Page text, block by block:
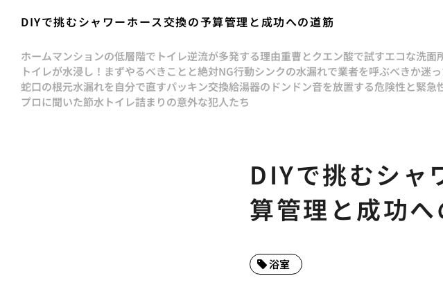
DIYで挑むシャワーホース交換の予算管理と成功への道筋
ホームマンションの低層階でトイレ逆流が多発する理由重曹とクエン酸で試すエコな洗面
トイレが水浸し！まずやるべきことと絶対NG行動シンクの水漏れで業者を呼ぶべきか迷
蛇口の根元水漏れを自分で直すパッキン交換給湯器のドンドン音を放置する危険性と緊急
プロに聞いた節水トイレ詰まりの意外な犯人たち
DIYで挑むシャ
算管理と成功
浴室